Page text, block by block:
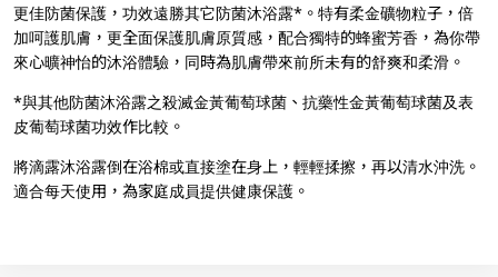
更佳防菌保護，功效遠勝其它防菌沐浴露*。特有柔金礦物粒子，倍
加呵護肌膚，更全面保護肌膚原質感，配合獨特的蜂蜜芳香，為你帶
來心曠神怡的沐浴體驗，同時為肌膚帶來前所未有的舒爽和柔滑。
*與其他防菌沐浴露之殺滅金黃葡萄球菌、抗藥性金黃葡萄球菌及表
皮葡萄球菌功效作比較。
將滴露沐浴露倒在浴棉或直接塗在身上，輕輕揉擦，再以清水沖洗。
適合每天使用，為家庭成員提供健康保護。